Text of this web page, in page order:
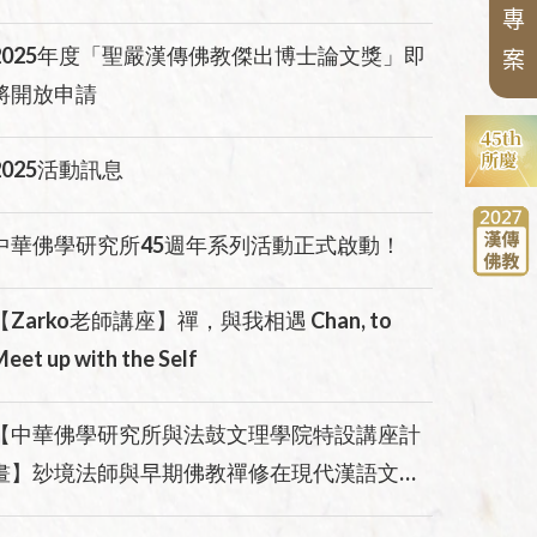
年度「聖嚴漢傳佛教傑出博士論文獎」即
開放申請
活動訊息
華佛學研究所45週年系列活動正式啟動！
Zarko老師講座】禪，與我相遇 Chan, to
up with the Self
中華佛學研究所與法鼓文理學院特設講座計
】玅境法師與早期佛教禪修在現代漢語文化
中的重塑
專
案